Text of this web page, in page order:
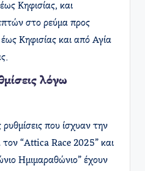
Κηφισίας, και
στο ρεύμα προς
Κηφισίας και από Αγία
λόγω
που ίσχυαν την
τον “Attica Race 2025” και
Ημιμαραθώνιο” έχουν